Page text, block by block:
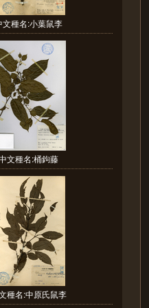
文種名:小葉鼠李
文種名:桶鉤藤
種名:中原氏鼠李